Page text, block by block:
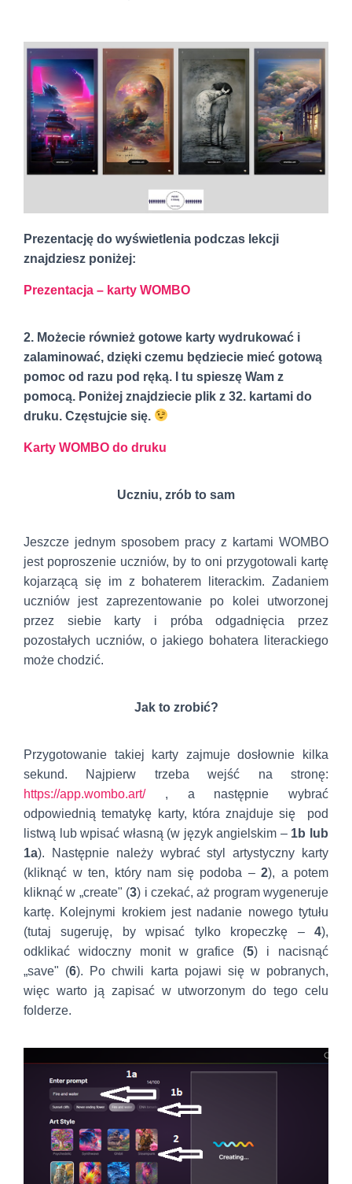
Prezentację do wyświetlenia podczas lekcji
znajdziesz poniżej:
Prezentacja – karty WOMBO
2. Możecie również gotowe karty wydrukować i
zalaminować, dzięki czemu będziecie mieć gotową
pomoc od razu pod ręką. I tu spieszę Wam z
pomocą. Poniżej znajdziecie plik z 32. kartami do
druku. Częstujcie się.
Karty WOMBO do druku
Uczniu, zrób to sam
Jeszcze jednym sposobem pracy z kartami WOMBO
jest poproszenie uczniów, by to oni przygotowali kartę
kojarzącą się im z bohaterem literackim. Zadaniem
uczniów jest zaprezentowanie po kolei utworzonej
przez siebie karty i próba odgadnięcia przez
pozostałych uczniów, o jakiego bohatera literackiego
może chodzić.
Jak to zrobić?
Przygotowanie takiej karty zajmuje dosłownie kilka
sekund. Najpierw trzeba wejść na stronę:
https://app.wombo.art/ , a następnie wybrać
odpowiednią tematykę karty, która znajduje się pod
listwą lub wpisać własną (w język angielskim – 1b lub
1a). Następnie należy wybrać styl artystyczny karty
(kliknąć w ten, który nam się podoba – 2), a potem
kliknąć w „create" (3) i czekać, aż program wygeneruje
kartę. Kolejnymi krokiem jest nadanie nowego tytułu
(tutaj sugeruję, by wpisać tylko kropeczkę – 4),
odklikać widoczny monit w grafice (5) i nacisnąć
„save" (6). Po chwili karta pojawi się w pobranych,
więc warto ją zapisać w utworzonym do tego celu
folderze.